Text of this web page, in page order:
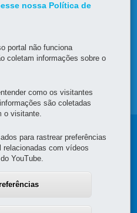
DA ADMINISTRAÇÃO E DA
nossa Política de
portal não funciona
coletam informações sobre o
como os visitantes
são coletadas
o visitante.
para rastrear preferências
com vídeos
YouTube.